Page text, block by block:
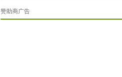
赞助商广告